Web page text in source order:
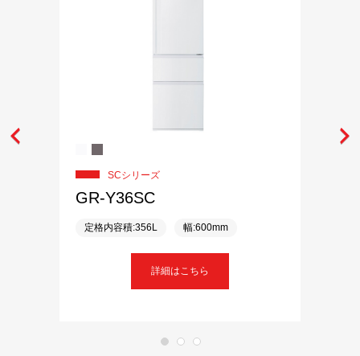
SCシリーズ
GR-Y36SC
定格内容積:356L 幅:600mm
詳細はこちら